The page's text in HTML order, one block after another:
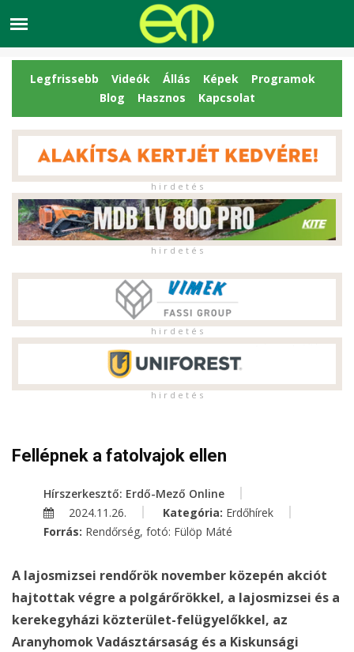
Legfrissebb Videók Állás Képek
Programok
Blog
Hasznos Kapcsolat
h i r d e t é s
h i r d e t é s
h i r d e t é s
h i r d e t é s
Fellépnek a fatolvajok ellen
Hírszerkesztő: Erdő-Mező Online
2024.11.26.
Kategória: Erdőhírek
Forrás: Rendőrség, fotó: Fülöp Máté
A lajosmizsei rendőrök november közepén akciót
hajtottak végre a polgárőrökkel, a lajosmizsei és a
kerekegyházi közterület-felügyelőkkel, az
Aranyhomok Vadásztársaság és a Kiskunsági